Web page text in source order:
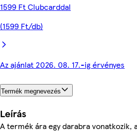
1599 Ft Clubcarddal
(1599 Ft/db)
Az ajánlat 2026. 08. 17.-ig érvényes
Termék megnevezés
Leírás
A termék ára egy darabra